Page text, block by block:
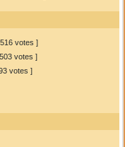
votes ]
votes ]
votes ]